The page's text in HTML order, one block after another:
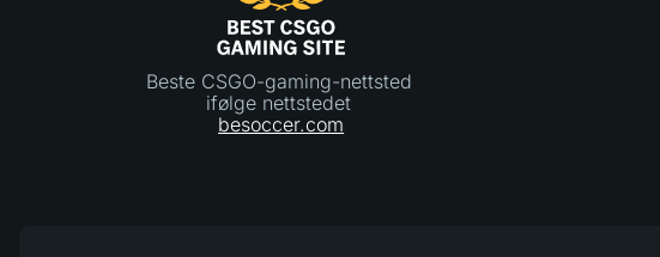
Beste CSGO-gaming-nettsted
ifølge nettstedet
besoccer.com